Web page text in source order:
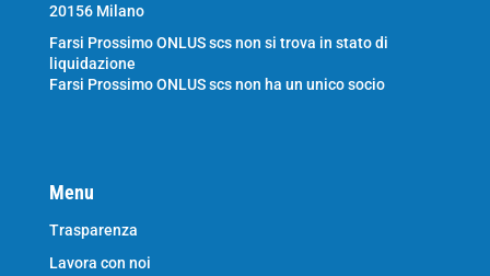
20156 Milano
Farsi Prossimo ONLUS scs non si trova in stato di
liquidazione
Farsi Prossimo ONLUS scs non ha un unico socio
Menu
Trasparenza
Lavora con noi